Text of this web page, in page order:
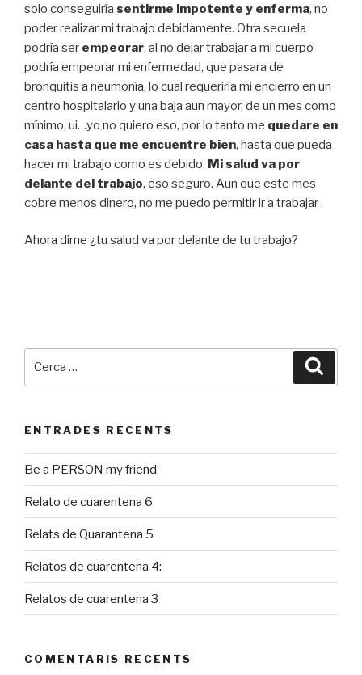
solo conseguiría sentirme impotente y enferma, no
poder realizar mi trabajo debidamente. Otra secuela
podría ser empeorar, al no dejar trabajar a mi cuerpo
podría empeorar mi enfermedad, que pasara de
bronquitis a neumonía, lo cual requeriría mi encierro en un
centro hospitalario y una baja aun mayor, de un mes como
mínimo, ui…yo no quiero eso, por lo tanto me quedare en
casa hasta que me encuentre bien, hasta que pueda
hacer mi trabajo como es debido. Mi salud va por
delante del trabajo, eso seguro. Aun que este mes
cobre menos dinero, no me puedo permitir ir a trabajar .
Ahora dime ¿tu salud va por delante de tu trabajo?
ENTRADES RECENTS
Be a PERSON my friend
Relato de cuarentena 6
Relats de Quarantena 5
Relatos de cuarentena 4:
Relatos de cuarentena 3
COMENTARIS RECENTS